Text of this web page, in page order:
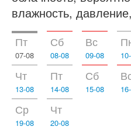
влажность,
Пт
07-08
Сб
08-08
Вс
09-08
Чт
13-08
Пт
14-08
Сб
15-08
Ср
19-08
Чт
20-08